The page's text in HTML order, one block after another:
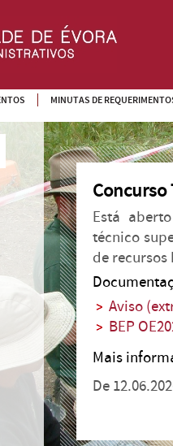
MINUTAS DE
Concurso
Está
técnico
de
Aviso
BEP
Mais
De